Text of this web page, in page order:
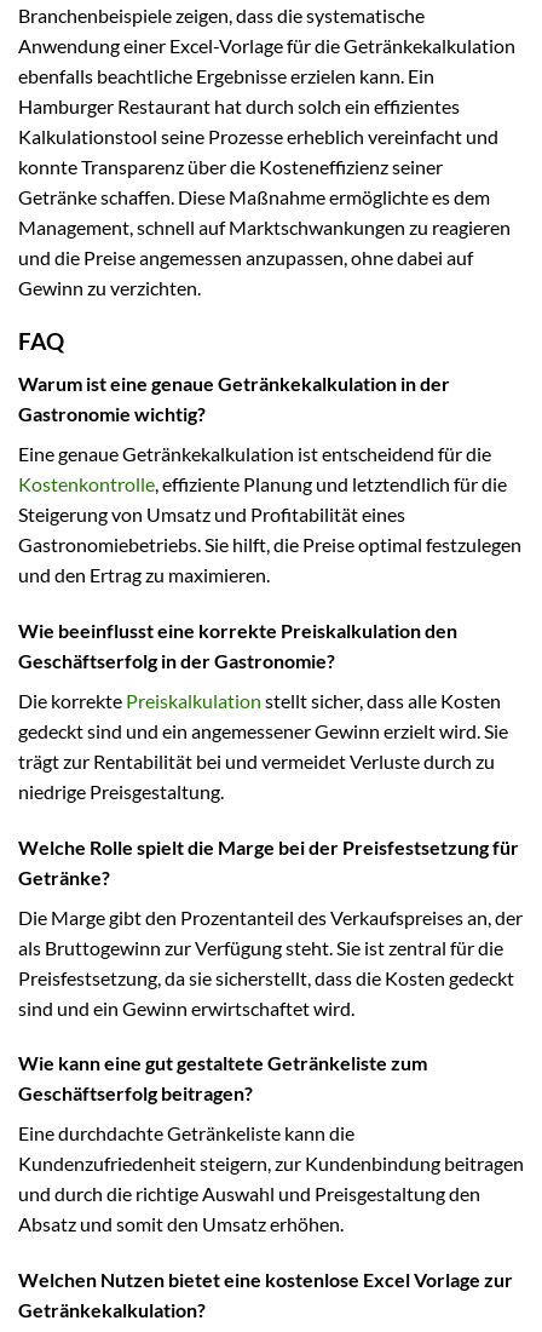
Branchenbeispiele zeigen, dass die systematische
Anwendung einer Excel-Vorlage für die Getränkekalkulation
ebenfalls beachtliche Ergebnisse erzielen kann. Ein
Hamburger Restaurant hat durch solch ein effizientes
Kalkulationstool seine Prozesse erheblich vereinfacht und
konnte Transparenz über die Kosteneffizienz seiner
Getränke schaffen. Diese Maßnahme ermöglichte es dem
Management, schnell auf Marktschwankungen zu reagieren
und die Preise angemessen anzupassen, ohne dabei auf
Gewinn zu verzichten.
FAQ
Warum ist eine genaue Getränkekalkulation in der
Gastronomie wichtig?
Eine genaue Getränkekalkulation ist entscheidend für die
Kostenkontrolle, effiziente Planung und letztendlich für die
Steigerung von Umsatz und Profitabilität eines
Gastronomiebetriebs. Sie hilft, die Preise optimal festzulegen
und den Ertrag zu maximieren.
Wie beeinflusst eine korrekte Preiskalkulation den
Geschäftserfolg in der Gastronomie?
Die korrekte Preiskalkulation stellt sicher, dass alle Kosten
gedeckt sind und ein angemessener Gewinn erzielt wird. Sie
trägt zur Rentabilität bei und vermeidet Verluste durch zu
niedrige Preisgestaltung.
Welche Rolle spielt die Marge bei der Preisfestsetzung für
Getränke?
Die Marge gibt den Prozentanteil des Verkaufspreises an, der
als Bruttogewinn zur Verfügung steht. Sie ist zentral für die
Preisfestsetzung, da sie sicherstellt, dass die Kosten gedeckt
sind und ein Gewinn erwirtschaftet wird.
Wie kann eine gut gestaltete Getränkeliste zum
Geschäftserfolg beitragen?
Eine durchdachte Getränkeliste kann die
Kundenzufriedenheit steigern, zur Kundenbindung beitragen
und durch die richtige Auswahl und Preisgestaltung den
Absatz und somit den Umsatz erhöhen.
Welchen Nutzen bietet eine kostenlose Excel Vorlage zur
Getränkekalkulation?